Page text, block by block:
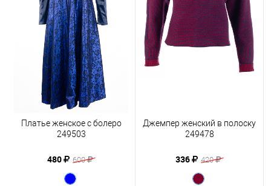
Платье женское с болеро
249503
480 600
Джемпер женский в полоску
249478
336 420